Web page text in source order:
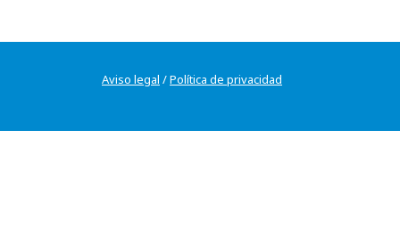
Aviso legal /Política de privacidad